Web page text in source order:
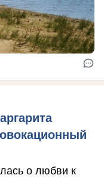
о любви к